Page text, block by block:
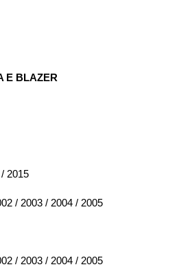
E BLAZER
2015
/ 2003 / 2004 / 2005
/ 2003 / 2004 / 2005